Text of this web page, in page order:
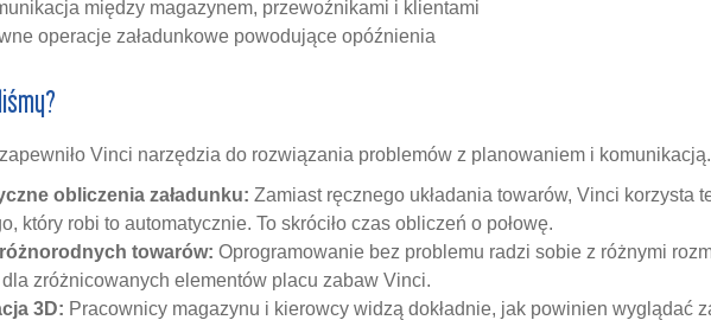
między magazynem, przewoźnikami i klientami
operacje załadunkowe powodujące opóźnienia
Vinci narzędzia do rozwiązania problemów z planowaniem i
obliczenia załadunku: Zamiast ręcznego układania towarów, Vinci korzysta
który robi to automatycznie. To skróciło czas obliczeń o połowę.
różnorodnych towarów: Oprogramowanie bez problemu radzi sobie z różnymi
zróżnicowanych elementów placu zabaw Vinci.
3D: Pracownicy magazynu i kierowcy widzą dokładnie, jak powinien wyglądać